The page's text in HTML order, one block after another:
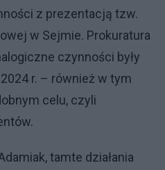
z prezentacją tzw.
w Sejmie. Prokuratura
czynności były
r. – również w tym
celu, czyli
tamte działania